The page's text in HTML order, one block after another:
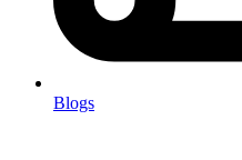
Blogs